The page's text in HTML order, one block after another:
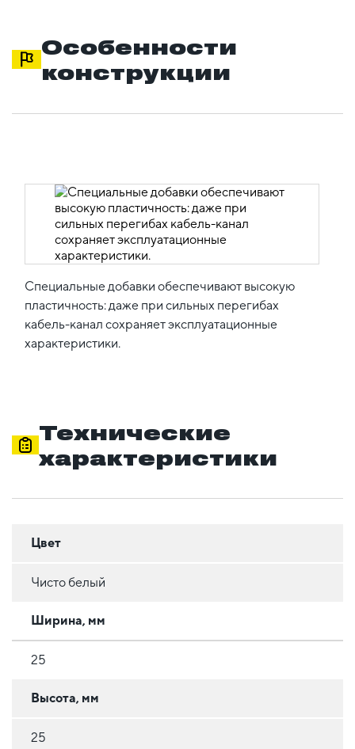
Особенности
конструкции
Специальные добавки обеспечивают высокую
пластичность: даже при сильных перегибах
кабель-канал сохраняет эксплуатационные
характеристики.
Технические
характеристики
Цвет
Чисто белый
Ширина, мм
25
Высота, мм
25